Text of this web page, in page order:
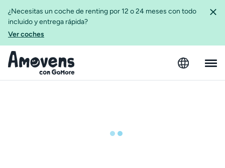
¿Necesitas un coche de renting por 12 o 24 meses con todo
incluido y entrega rápida?
Ver coches